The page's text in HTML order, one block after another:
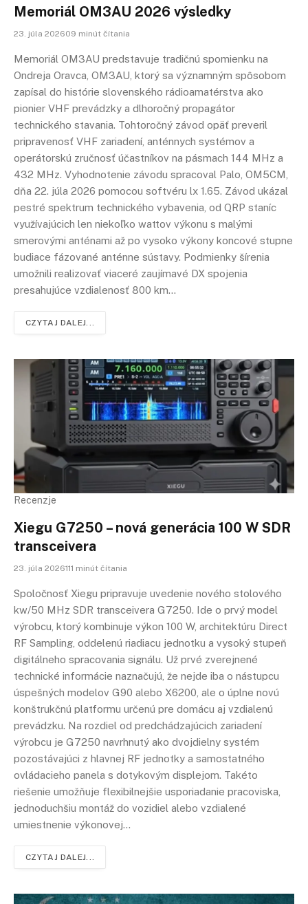
Memoriál OM3AU 2026 výsledky
23. júla 202609 minút čítania
Memoriál OM3AU predstavuje tradičnú spomienku na
Ondreja Oravca, OM3AU, ktorý sa významným spôsobom
zapísal do histórie slovenského rádioamatérstva ako
pionier VHF prevádzky a dlhoročný propagátor
technického stavania. Tohtoročný závod opäť preveril
pripravenosť VHF zariadení, anténnych systémov a
operátorskú zručnosť účastníkov na pásmach 144 MHz a
432 MHz. Vyhodnotenie závodu spracoval Palo, OM5CM,
dňa 22. júla 2026 pomocou softvéru lx 1.65. Závod ukázal
pestré spektrum technického vybavenia, od QRP staníc
využívajúcich len niekoľko wattov výkonu s malými
smerovými anténami až po vysoko výkony koncové stupne
budiace fázované anténne sústavy. Podmienky šírenia
umožnili realizovať viaceré zaujímavé DX spojenia
presahujúce vzdialenosť 800 km…
CZYTAJ DALEJ...
Recenzje
Xiegu G7250 – nová generácia 100 W SDR
transceivera
23. júla 2026111 minút čítania
Spoločnosť Xiegu pripravuje uvedenie nového stolového
kw/50 MHz SDR transceivera G7250. Ide o prvý model
výrobcu, ktorý kombinuje výkon 100 W, architektúru Direct
RF Sampling, oddelenú riadiacu jednotku a vysoký stupeň
digitálneho spracovania signálu. Už prvé zverejnené
technické informácie naznačujú, že nejde iba o nástupcu
úspešných modelov G90 alebo X6200, ale o úplne novú
konštrukčnú platformu určenú pre domácu aj vzdialenú
prevádzku. Na rozdiel od predchádzajúcich zariadení
výrobcu je G7250 navrhnutý ako dvojdielny systém
pozostávajúci z hlavnej RF jednotky a samostatného
ovládacieho panela s dotykovým displejom. Takéto
riešenie umožňuje flexibilnejšie usporiadanie pracoviska,
jednoduchšiu montáž do vozidiel alebo vzdialené
umiestnenie výkonovej…
CZYTAJ DALEJ...